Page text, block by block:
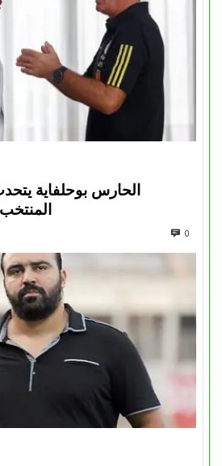
الحارس بوحلفاية
0